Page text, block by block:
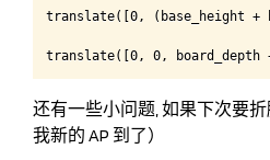
translate([0, (base_height
translate([0, 0,
还有一些小问题, 如果下次要
我新的 AP 到了）